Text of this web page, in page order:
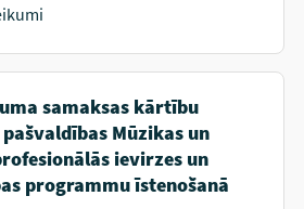
samaksas kārtību
Mūzikas un
ievirzes un
programmu īstenošanā